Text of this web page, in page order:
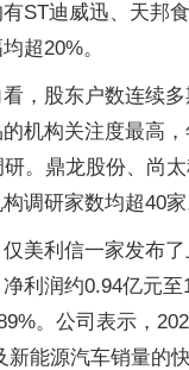
ST迪威迅、天邦
超20%。
，股东户数连续
机构关注度最高
。鼎龙股份、尚
调研家数均超40家
美利信一家发布了
利润约0.94亿元
。公司表示，
新能源汽车销量的